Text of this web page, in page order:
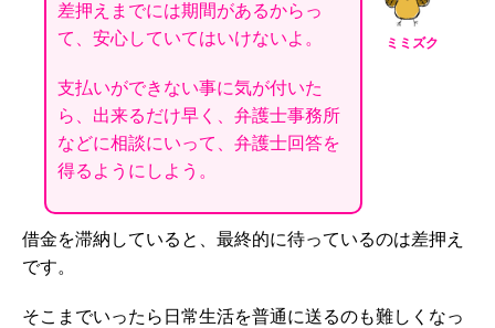
ミミズク
差押えまでには期間があるからっ
て、安心していてはいけないよ。
支払いができない事に気が付いた
ら、出来るだけ早く、弁護士事務所
などに相談にいって、弁護士回答を
得るようにしよう。
借金を滞納していると、最終的に待っているのは差押え
です。
そこまでいったら日常生活を普通に送るのも難しくなっ